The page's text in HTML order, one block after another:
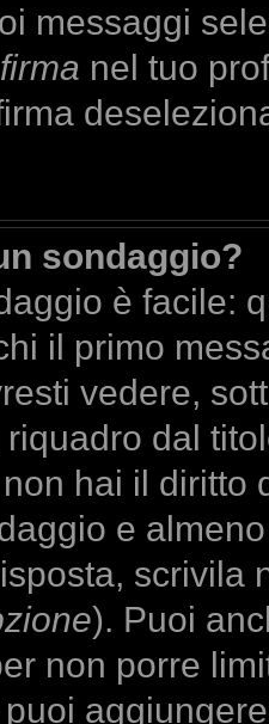
messaggi
nel tuo
sondaggio?
è facile:
il primo
vedere,
riquadro dal
hai il diritto
e
scrivila
). Puoi
non porre